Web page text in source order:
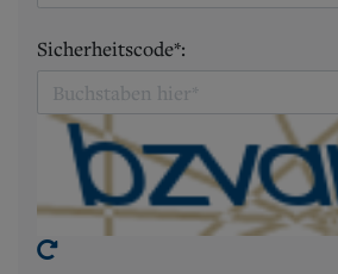
Sicherheitscode*: